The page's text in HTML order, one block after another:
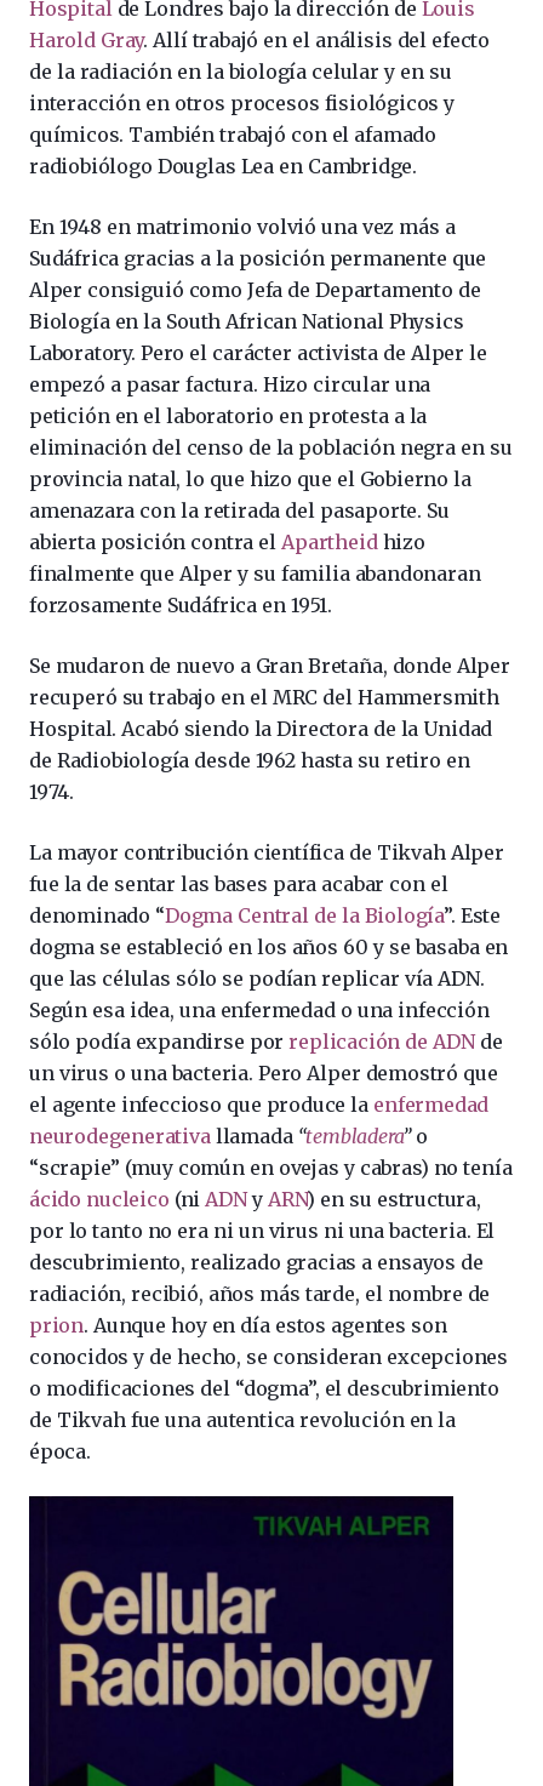
Hospital de Londres bajo la dirección de Louis
Harold Gray. Allí trabajó en el análisis del efecto
de la radiación en la biología celular y en su
interacción en otros procesos fisiológicos y
químicos. También trabajó con el afamado
radiobiólogo Douglas Lea en Cambridge.
En 1948 en matrimonio volvió una vez más a
Sudáfrica gracias a la posición permanente que
Alper consiguió como Jefa de Departamento de
Biología en la South African National Physics
Laboratory. Pero el carácter activista de Alper le
empezó a pasar factura. Hizo circular una
petición en el laboratorio en protesta a la
eliminación del censo de la población negra en su
provincia natal, lo que hizo que el Gobierno la
amenazara con la retirada del pasaporte. Su
abierta posición contra el Apartheid hizo
finalmente que Alper y su familia abandonaran
forzosamente Sudáfrica en 1951.
Se mudaron de nuevo a Gran Bretaña, donde Alper
recuperó su trabajo en el MRC del Hammersmith
Hospital. Acabó siendo la Directora de la Unidad
de Radiobiología desde 1962 hasta su retiro en
1974.
La mayor contribución científica de Tikvah Alper
fue la de sentar las bases para acabar con el
denominado “Dogma Central de la Biología”. Este
dogma se estableció en los años 60 y se basaba en
que las células sólo se podían replicar vía ADN.
Según esa idea, una enfermedad o una infección
sólo podía expandirse por replicación de ADNde
un virus o una bacteria. Pero Alper demostró que
el agente infeccioso que produce la enfermedad
neurodegenerativa llamada “tembladera”o
“scrapie” (muy común en ovejas y cabras) no tenía
ácido nucleico (ni ADNy ARN) en su estructura,
por lo tanto no era ni un virus ni una bacteria. El
descubrimiento, realizado gracias a ensayos de
radiación, recibió, años más tarde, el nombre de
prion. Aunque hoy en día estos agentes son
conocidos y de hecho, se consideran excepciones
o modificaciones del “dogma”, el descubrimiento
de Tikvah fue una autentica revolución en la
época.